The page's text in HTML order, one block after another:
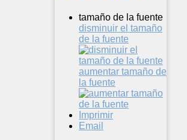
tamaño de la fuente
disminuir el tamaño
de la fuente
aumentar tamaño de
la fuente
Imprimir
Email